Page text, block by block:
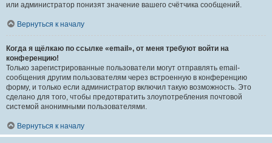
или администратор понизят значение вашего счётчика сообщений.
Вернуться к началу
Когда я щёлкаю по ссылке «email», от меня требуют войти на
конференцию!
Только зарегистрированные пользователи могут отправлять email-
сообщения другим пользователям через встроенную в конференцию
форму, и только если администратор включил такую возможность. Это
сделано для того, чтобы предотвратить злоупотребления почтовой
системой анонимными пользователями.
Вернуться к началу